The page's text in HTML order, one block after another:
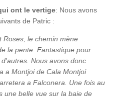
ont le vertige: Nous avons
de Patric :
Roses, le chemin mène
la pente. Fantastique pour
Nous avons donc
a Montjoi de Cala Montjoi
a Falconera. Une fois au
une belle vue sur la baie de